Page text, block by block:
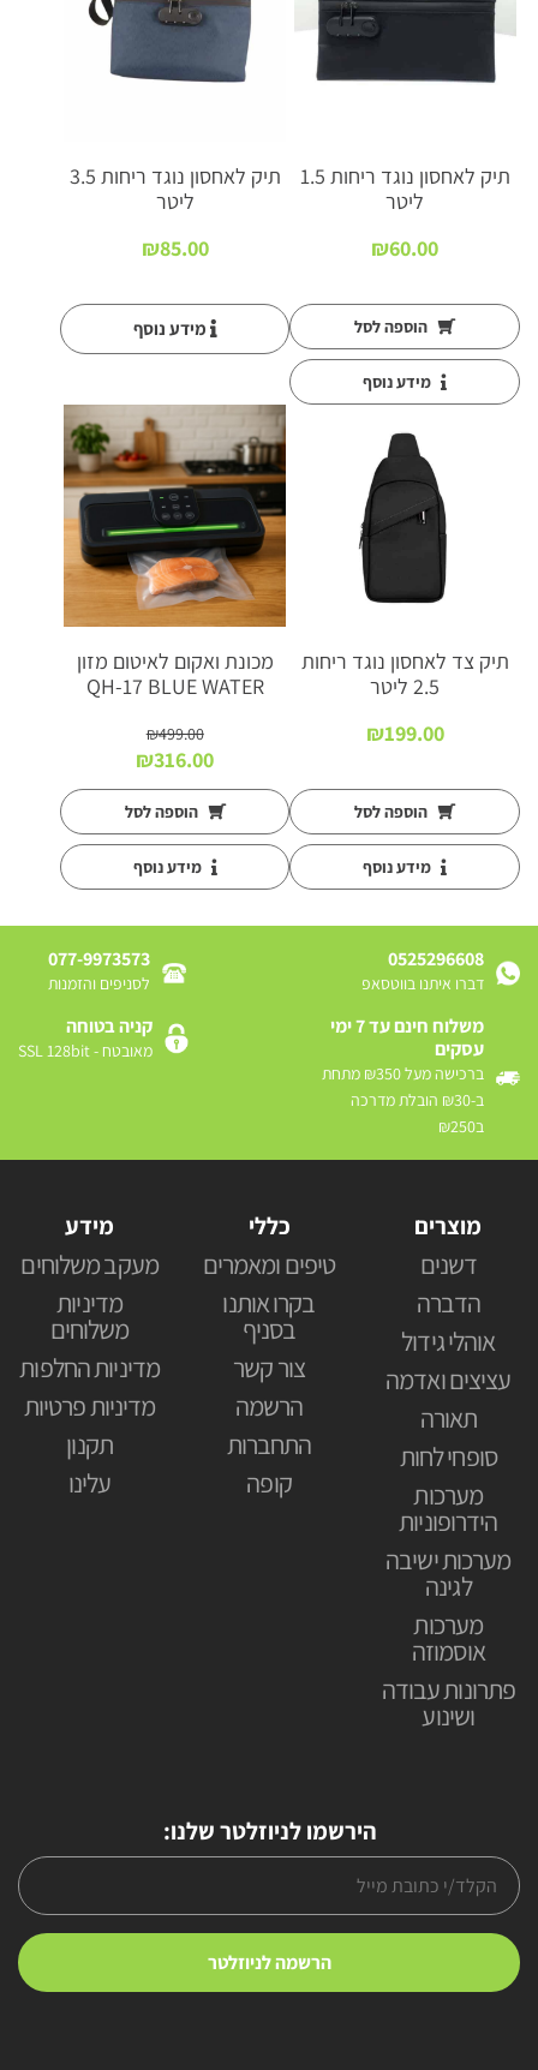
תיק לאחסון נוגד ריחות 1.5
ליטר
₪60.00
הוספה לסל
מידע נוסף
תיק לאחסון נוגד ריחות 3.5
ליטר
₪85.00
מידע נוסף
תיק צד לאחסון נוגד ריחות
2.5 ליטר
₪199.00
הוספה לסל
מידע נוסף
מכונת ואקום לאיטום מזון
QH-17 BLUE WATER
₪499.00
המחיר
המקורי
היה:
₪499.00.
₪316.00
המחיר
הנוכחי
הוא:
₪316.00.
הוספה לסל
מידע נוסף
0525296608
דברו איתנו בווטסאפ
077-9973573
לסניפים והזמנות
משלוח חינם עד 7 ימי
עסקים
ברכישה מעל ₪350 מתחת
ב-₪30 הובלת מדרכה
ב₪250
קניה בטוחה
מאובטח - SSL 128bit
מוצרים
דשנים
הדברה
אוהלי גידול
עציצים ואדמה
תאורה
סופחי לחות
מערכות
הידרופוניות
מערכות ישיבה
לגינה
מערכות
אוסמוזה
פתרונות עבודה
ושינוע
כללי
טיפים ומאמרים
בקרו אותנו
בסניף
צור קשר
הרשמה
התחברות
קופה
מידע
מעקב משלוחים
מדיניות
משלוחים
מדיניות החלפות
מדיניות פרטיות
תקנון
עלינו
הירשמו לניוזלטר שלנו: